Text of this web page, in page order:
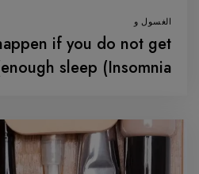
الغسول و
if you do not get
enough sleep (Insomnia)?